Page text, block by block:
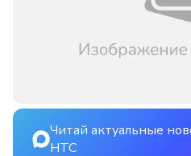
Читай актуальные
НТС